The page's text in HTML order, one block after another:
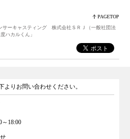
PAGETOP
ーキャスティング 株式会社ＳＲＪ（一般社団法
ハカルくん」
よりお問い合わせください。
18:00